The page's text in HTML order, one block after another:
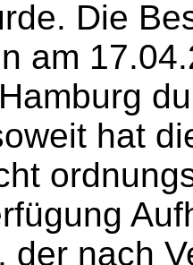
Die
am
hat
der nach